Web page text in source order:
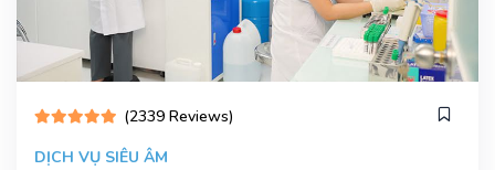
(2339 Reviews)
DỊCH VỤ SIÊU ÂM